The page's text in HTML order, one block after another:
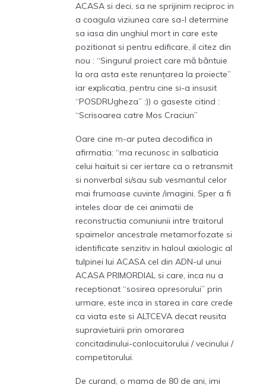
ACASA si deci, sa ne sprijinim reciproc in
a coagula viziunea care sa-l determine
sa iasa din unghiul mort in care este
pozitionat si pentru edificare, il citez din
nou : “Singurul proiect care mă bântuie
la ora asta este renunțarea la proiecte”
iar explicatia, pentru cine si-a insusit
“POSDRUgheza” :)) o gaseste citind :
“Scrisoarea catre Mos Craciun”
Oare cine m-ar putea decodifica in
afirmatia: “ma recunosc in salbaticia
celui haituit si cer iertare ca o retransmit
si nonverbal si/sau sub vesmantul celor
mai frumoase cuvinte /imagini. Sper a fi
inteles doar de cei animatii de
reconstructia comuniunii intre traitorul
spaimelor ancestrale metamorfozate si
identificate senzitiv in haloul axiologic al
tulpinei lui ACASA cel din ADN-ul unui
ACASA PRIMORDIAL si care, inca nu a
receptionat “sosirea opresorului” prin
urmare, este inca in starea in care crede
ca viata este si ALTCEVA decat reusita
supravietuirii prin omorarea
concitadinului-conlocuitorului / vecinului /
competitorului.
De curand, o mama de 80 de ani, imi